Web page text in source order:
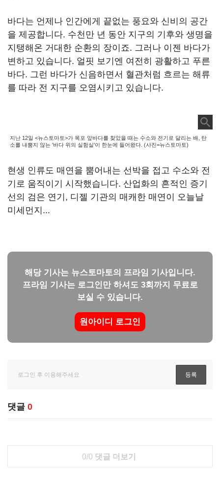
바다는 언제나 인간에게 끝없는 풍요와 신비의 공간
을 제공합니다. 수천만 년 동안 지구의 기후와 생명을
지탱해온 거대한 순환의 장이죠. 그러나 이젠 바다가
변하고 있습니다. 얼핏 보기엔 여전히 광활하고 푸른
바다. 그런 바다가 신음하면서 혈관처럼 흐르는 해류
를 따라 전 지구를 오염시키고 있습니다.
지난 12일 <뉴스토마토>가 목포 앞바다를 찾았을 때는 수소와 전기로 달리는 배, 탄
소를 내뿜지 않는 '바다 위의 실험실'이 한눈에 들어왔다. (사진=뉴스토마토)
현생 인류도 매연을 뿜어내는 선박을 접고 수소와 전
기로 움직이기 시작했습니다. 산업화의 흔적인 증기
선의 검은 연기, 디젤 기관의 매캐한 매연이 오늘날
미세먼지...
해당 기사는 뉴스토마토의 프라임 기사입니다.
프라임 기사는 로그인만 하셔도 3회까지 무료로
보실 수 있습니다.
원아이디 로그인
댓글 0
0/0 댓글 더보기